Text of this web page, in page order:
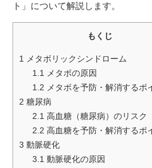
ト」について解説します。
もくじ
1 メタボリックシンドローム
1.1 メタボの原因
1.2 メタボを予防・解消するポ
2 糖尿病
2.1 高血糖（糖尿病）のリスク
2.2 高血糖を予防・解消するポ
3 動脈硬化
3.1 動脈硬化の原因